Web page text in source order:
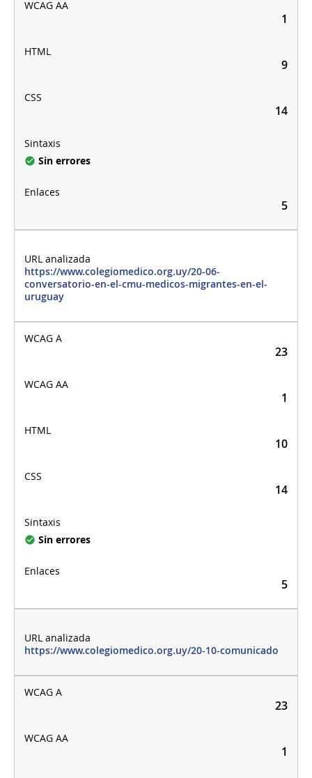
1
9
14
Sin errores
5
https://www.colegiomedico.org.uy/20-06-
conversatorio-en-el-cmu-medicos-migrantes-en-el-
uruguay
23
1
10
14
Sin errores
5
https://www.colegiomedico.org.uy/20-10-comunicado
23
1